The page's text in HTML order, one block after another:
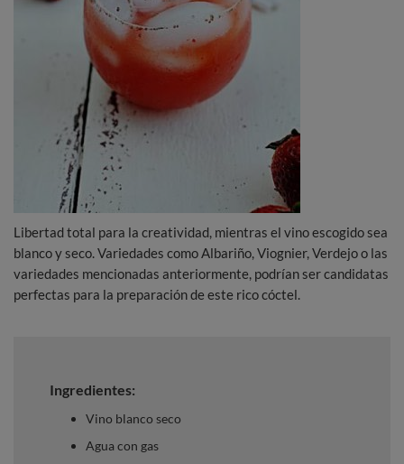
Libertad total para la creatividad, mientras el vino escogido sea
blanco y seco. Variedades como Albariño, Viognier, Verdejo o las
variedades mencionadas anteriormente, podrían ser candidatas
perfectas para la preparación de este rico cóctel.
Ingredientes:
Vino blanco seco
Agua con gas